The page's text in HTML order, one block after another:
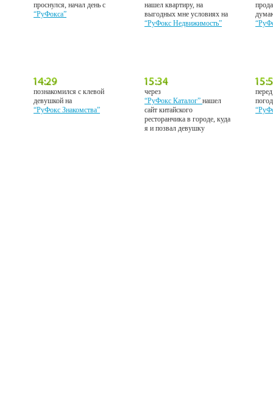
проснулся, начал день с
“РуФокса”
нашел квартиру, на
выгодных мне условиях на
“РуФокс Недвижимость”
познакомился с клевой
девушкой на
“РуФокс Знакомства”
через
“РуФокс Каталог”нашел
сайт китайского
ресторанчика в городе, куда
я и позвал девушку